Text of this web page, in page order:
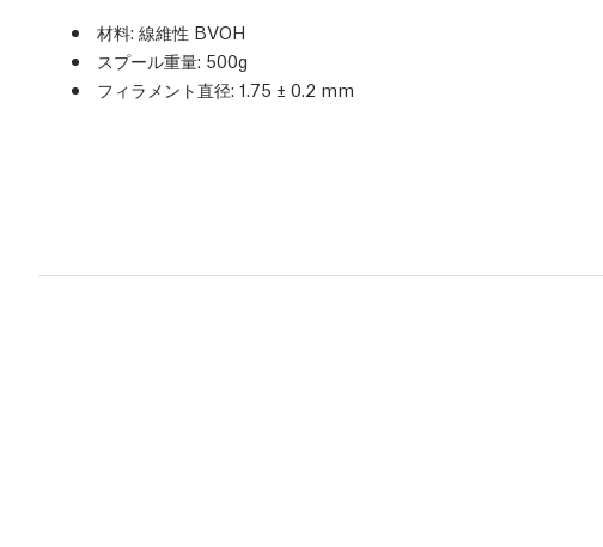
材料: 線維性 BVOH
スプール重量: 500g
フィラメント直径: 1.75 ± 0.2 mm